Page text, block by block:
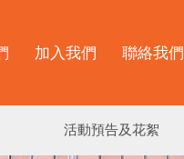
加入我們 聯絡我們
活動預告及花絮